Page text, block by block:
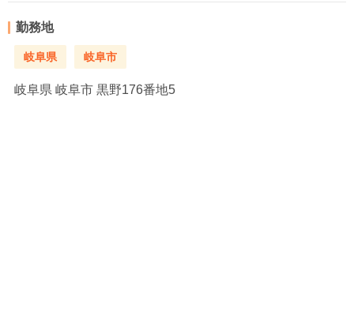
勤務地
岐阜県 岐阜市
岐阜県 岐阜市 黒野176番地5